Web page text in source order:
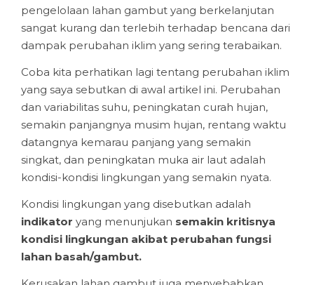
pengelolaan lahan gambut yang berkelanjutan
sangat kurang dan terlebih terhadap bencana dari
dampak perubahan iklim yang sering terabaikan.
Coba kita perhatikan lagi tentang perubahan iklim
yang saya sebutkan di awal artikel ini. Perubahan
dan variabilitas suhu, peningkatan curah hujan,
semakin panjangnya musim hujan, rentang waktu
datangnya kemarau panjang yang semakin
singkat, dan peningkatan muka air laut adalah
kondisi-kondisi lingkungan yang semakin nyata.
Kondisi lingkungan yang disebutkan adalah
indikator yang menunjukan semakin kritisnya
kondisi lingkungan akibat perubahan fungsi
lahan basah/gambut.